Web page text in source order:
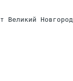
Великий Новгород